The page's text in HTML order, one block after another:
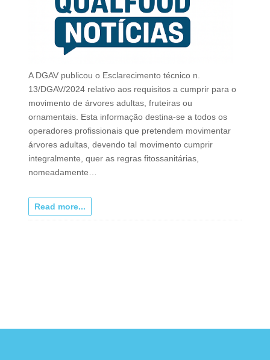
A DGAV publicou o Esclarecimento técnico n.
13/DGAV/2024 relativo aos requisitos a cumprir para o
movimento de árvores adultas, fruteiras ou
ornamentais. Esta informação destina-se a todos os
operadores profissionais que pretendem movimentar
árvores adultas, devendo tal movimento cumprir
integralmente, quer as regras fitossanitárias,
nomeadamente…
Read more...